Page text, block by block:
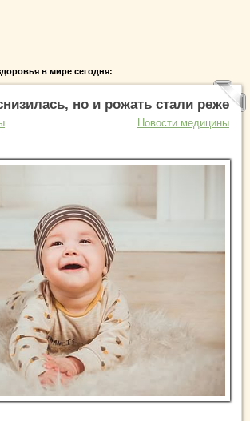
в мире сегодня:
но и рожать стали реже
Новости медицины